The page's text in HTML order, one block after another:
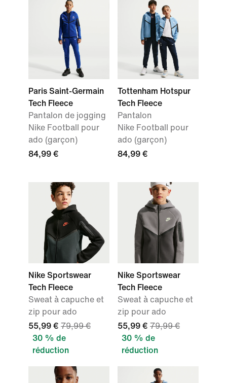
Paris Saint-Germain
Tech Fleece
Pantalon de jogging
Nike Football pour
ado (garçon)
84,99 €
Tottenham Hotspur
Tech Fleece
Pantalon
Nike Football pour
ado (garçon)
84,99 €
Nike Sportswear
Tech Fleece
Sweat à capuche et
zip pour ado
55,99 € 79,99 €
30 % de
réduction
Nike Sportswear
Tech Fleece
Sweat à capuche et
zip pour ado
55,99 € 79,99 €
30 % de
réduction